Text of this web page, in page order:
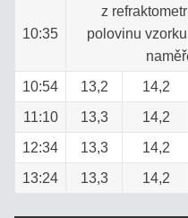
10:35
z
polovinu
10:54
13,2 14,2
11:10
13,3 14,2
12:34
13,3 14,2
13:24
13,3 14,2
Zapomenuté
heslo